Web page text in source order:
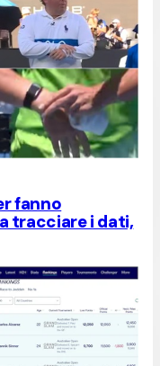
fanno
tracciare i dati,